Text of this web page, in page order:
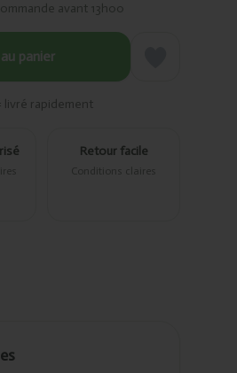
avant 13h00
panier
livré rapidement
Retour facile
Conditions claires